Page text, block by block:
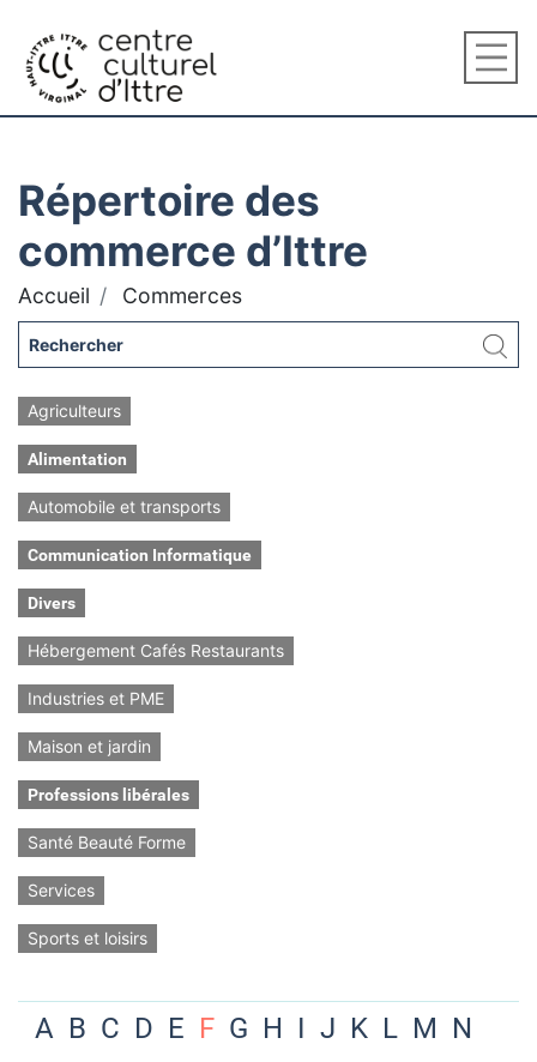
Répertoire des
commerce d’Ittre
Accueil Commerces
Agriculteurs
Alimentation
Automobile et transports
Communication Informatique
Divers
Hébergement Cafés Restaurants
Industries et PME
Maison et jardin
Professions libérales
Santé Beauté Forme
Services
Sports et loisirs
A B C D E F G H I J K L M N